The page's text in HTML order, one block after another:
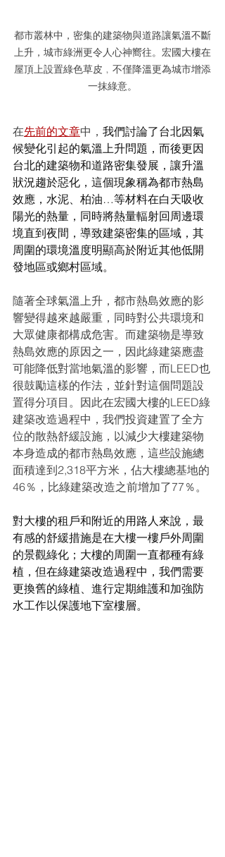
都市叢林中，密集的建築物與道路讓氣溫不斷
上升，城市綠洲更令人心神嚮往。宏國大樓在
屋頂上設置綠色草皮﹐不僅降溫更為城市增添
一抹綠意。
在先前的文章中， 我們討論了台北因氣
候變化引起的氣溫上升問題，而後更因
台北的建築物和道路密集發展，讓升溫
狀況趨於惡化，這個現象稱為都市熱島
效應，水泥、柏油…等材料在白天吸收
陽光的熱量，同時將熱量輻射回周邊環
境直到夜間，導致建築密集的區域，其
周圍的環境溫度明顯高於附近其他低開
發地區或鄉村區域。
隨著全球氣溫上升，都市熱島效應的影
響變得越來越嚴重，同時對公共環境和
大眾健康都構成危害。而建築物是導致
熱島效應的原因之一，因此綠建築應盡
可能降低對當地氣溫的影響，而LEED也
很鼓勵這樣的作法，並針對這個問題設
置得分項目。因此在宏國大樓的LEED綠
建築改造過程中，我們投資建置了全方
位的散熱舒緩設施，以減少大樓建築物
本身造成的都市熱島效應，這些設施總
面積達到2,318平方米，佔大樓總基地的
46％，比綠建築改造之前增加了77％。
對大樓的租戶和附近的用路人來說，最
有感的舒緩措施是在大樓一樓戶外周圍
的景觀綠化；大樓的周圍一直都種有綠
植，但在綠建築改造過程中，我們需要
更換舊的綠植、進行定期維護和加強防
水工作以保護地下室樓層。